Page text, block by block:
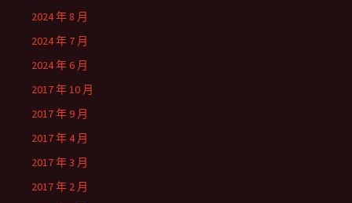
2024 年 8 月
2024 年 7 月
2024 年 6 月
2017 年 10 月
2017 年 9 月
2017 年 4 月
2017 年 3 月
2017 年 2 月